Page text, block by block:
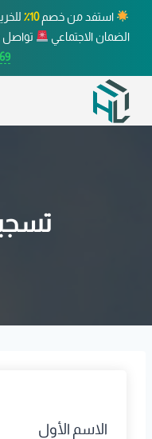
استفد من خصم10٪
الضمان الاجتماعي
تواصل
الاسم الأول